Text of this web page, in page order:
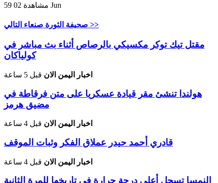
59 مشاهدة 02 Jun
صحيفة الثورة صنعاء التالي >>
مقتل تيك توكر مكسيكي بالرصاص أثناء بث مباشر في
كولياكان
اخبار اليمن الان قبل 5 ساعة
هولندا تنشئ مقر قيادة عسكريا على متن فرقاطة في
مضيق هرمز
اخبار اليمن الان قبل 4 ساعة
قادري أحمد حيدر عملاق الفكر وثبات الموقف
اخبار اليمن الان قبل 4 ساعة
النمسا تسجل أعلى درجة حرارة في تاريخها للمرة الثانية